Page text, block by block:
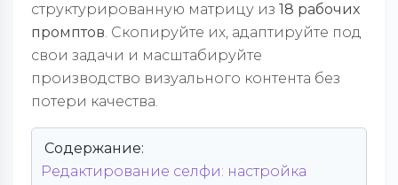
структурированную матрицу из 18 рабочих
промптов. Скопируйте их, адаптируйте под
свои задачи и масштабируйте
производство визуального контента без
потери качества.
Содержание:
Редактирование селфи: настройка